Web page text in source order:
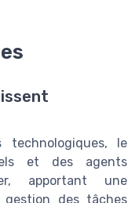
le
et des agents
apportant une
des tâches